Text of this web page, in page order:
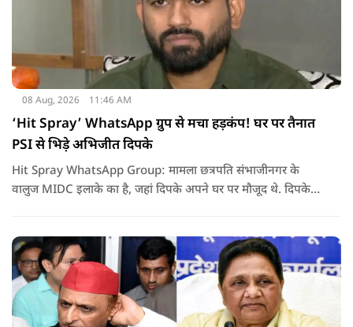
08 Aug, 2026 11:46 AM
‘Hit Spray’ WhatsApp ग्रुप से मचा हड़कंप! घर पर तैनात
PSI से भिड़े अभिजीत दिपके
Hit Spray WhatsApp Group: मामला छत्रपति संभाजीनगर के
वालुज MIDC इलाके का है, जहां दिपके अपने घर पर मौजूद थे. दिपके
को लेकर दिपके की पुलिस अधिकारी से तीखी बहस हो गई.